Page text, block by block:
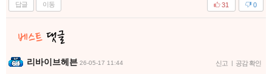
답글 이동 0
31
리바이브헤븐 26-05-17 11:44 신고 | 공감 확인